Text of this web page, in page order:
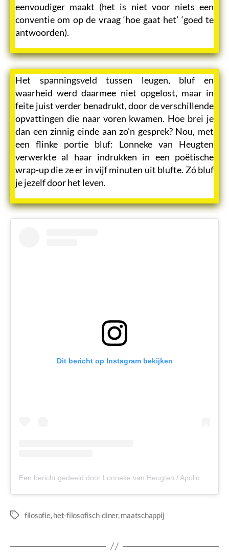
eenvoudiger maakt (het is niet voor niets een
conventie om op de vraag ‘hoe gaat het’ ‘goed te
antwoorden).
Het spanningsveld tussen leugen, bluf en
waarheid werd daarmee niet opgelost, maar in
feite juist verder benadrukt, door de verschillende
opvattingen die naar voren kwamen. Hoe brei je
dan een zinnig einde aan zo’n gesprek? Nou, met
een flinke portie bluf: Lonneke van Heugten
verwerkte al haar indrukken in een poëtische
wrap-up die ze er in vijf minuten uit blufte. Zó bluf
je jezelf door het leven.
Dit bericht op Instagram bekijken
Tags filosofie, het-filosofisch-diner, maatschappij